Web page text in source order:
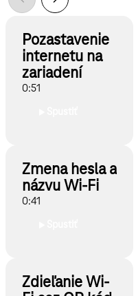
Pozastavenie
internetu na
zariadení
0:51
Zmena hesla a
názvu Wi-Fi
0:41
Zdieľanie Wi-